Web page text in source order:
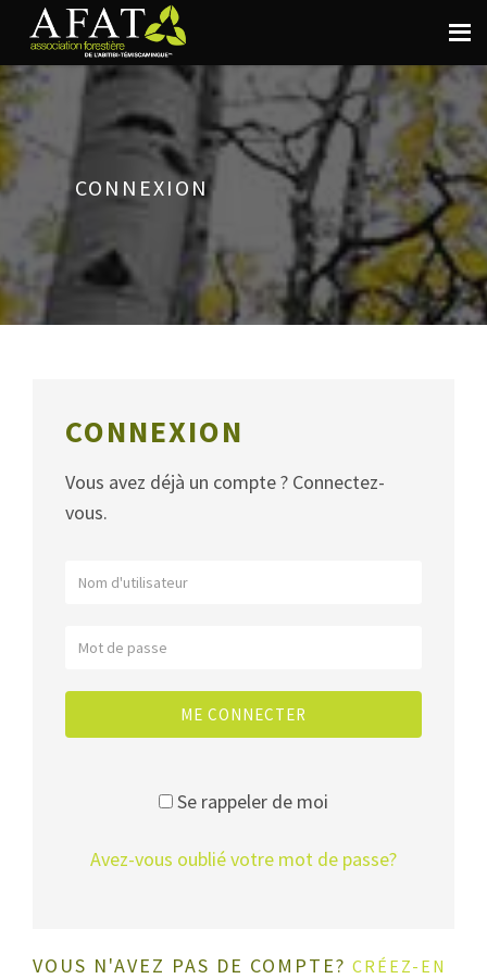
CONNEXION
CONNEXION
Vous avez déjà un compte ? Connectez-
vous.
ME CONNECTER
Se rappeler de moi
Avez-vous oublié votre mot de passe?
VOUS N'AVEZ PAS DE COMPTE? CRÉEZ-EN